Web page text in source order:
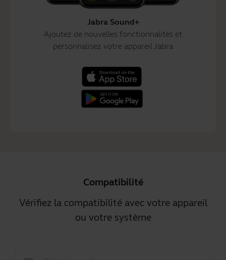
Jabra Sound+
Ajoutez de nouvelles fonctionnalités et
personnalisez votre appareil Jabra
Compatibilité
Vérifiez la compatibilité avec votre appareil
ou votre système